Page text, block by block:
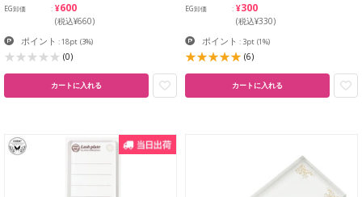
EG卸価 ¥600
(税込¥660)
ポイント : 18pt (3%)
(0)
カートに入れる
EG卸価 ¥300
(税込¥330)
ポイント : 3pt (1%)
(6)
カートに入れる